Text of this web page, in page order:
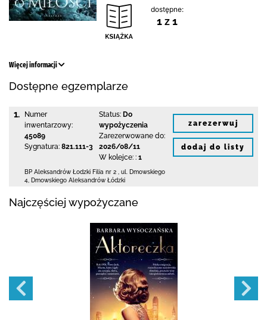
dostępne:
1 z 1
Więcej informacji
Dostępne egzemplarze
1.
Numer
inwentarzowy:
45089
Sygnatura: 821.111-3
Status: Do
wypożyczenia
Zarezerwowane do:
2026/08/11
W kolejce: : 1
BP Aleksandrów Łodzki Filia nr 2
ul. Dmowskiego
4 Dmowskiego Aleksandrów Łódzki
zarezerwuj
dodaj do listy
Najczęściej wypożyczane